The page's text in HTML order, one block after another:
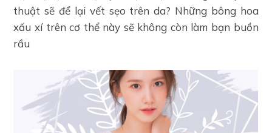
thuật sẽ để lại vết sẹo trên da? Những bông hoa
xấu xí trên cơ thể này sẽ không còn làm bạn buồn
rầu